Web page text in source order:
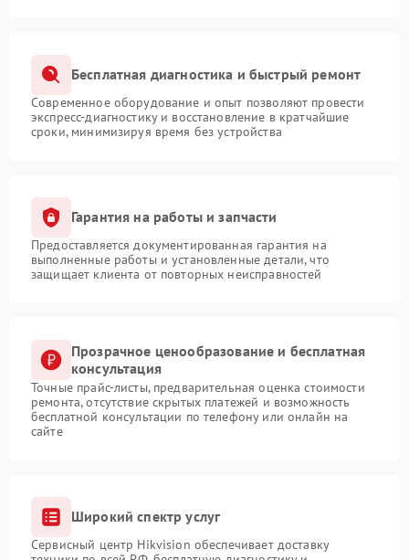
Бесплатная диагностика и быстрый ремонт
Современное оборудование и опыт позволяют провести
экспресс-диагностику и восстановление в кратчайшие
сроки, минимизируя время без устройства
Гарантия на работы и запчасти
Предоставляется документированная гарантия на
выполненные работы и установленные детали, что
защищает клиента от повторных неисправностей
Прозрачное ценообразование и бесплатная
консультация
Точные прайс-листы, предварительная оценка стоимости
ремонта, отсутствие скрытых платежей и возможность
бесплатной консультации по телефону или онлайн на
сайте
Широкий спектр услуг
Сервисный центр Hikvision обеспечивает доставку